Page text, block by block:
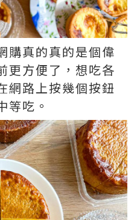
購真的真的是個偉
更方便了，想吃各
網路上按幾個按鈕
等吃。